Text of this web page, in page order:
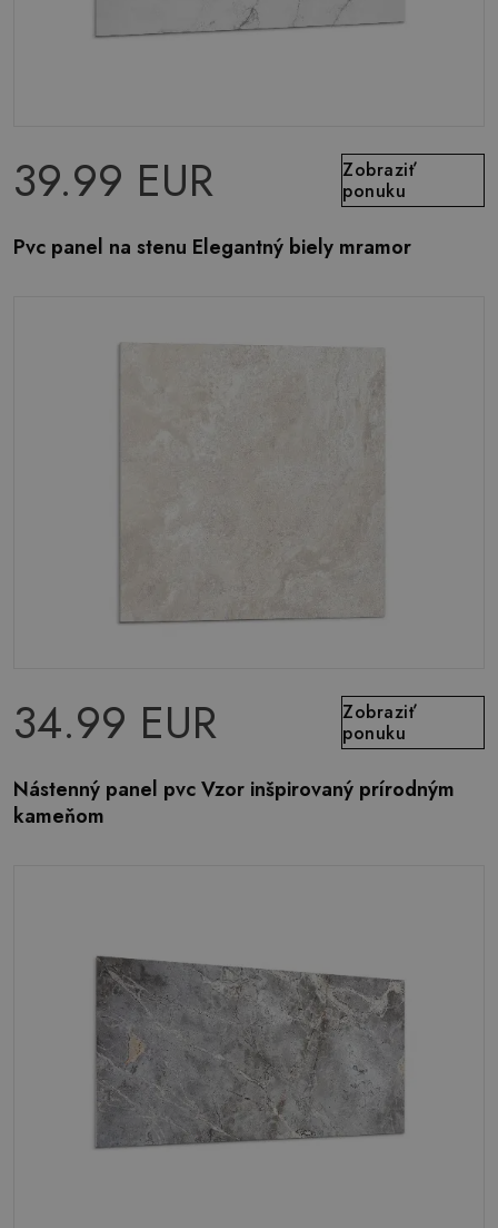
39.99 EUR
Zobraziť
ponuku
Pvc panel na stenu Elegantný biely mramor
34.99 EUR
Zobraziť
ponuku
Nástenný panel pvc Vzor inšpirovaný prírodným
kameňom